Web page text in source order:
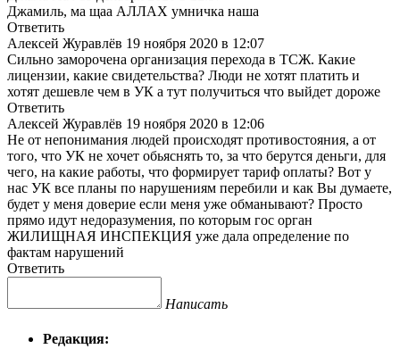
Джамиль, ма щаа АЛЛАХ умничка наша
Ответить
Алексей Журавлёв 19 ноября 2020 в 12:07
Сильно заморочена организация перехода в ТСЖ. Какие
лицензии, какие свидетельства? Люди не хотят платить и
хотят дешевле чем в УК а тут получиться что выйдет дороже
Ответить
Алексей Журавлёв 19 ноября 2020 в 12:06
Не от непонимания людей происходят противостояния, а от
того, что УК не хочет обьяснять то, за что берутся деньги, для
чего, на какие работы, что формирует тариф оплаты? Вот у
нас УК все планы по нарушениям перебили и как Вы думаете,
будет у меня доверие если меня уже обманывают? Просто
прямо идут недоразумения, по которым гос орган
ЖИЛИЩНАЯ ИНСПЕКЦИЯ уже дала определение по
фактам нарушений
Ответить
Написать
Редакция: